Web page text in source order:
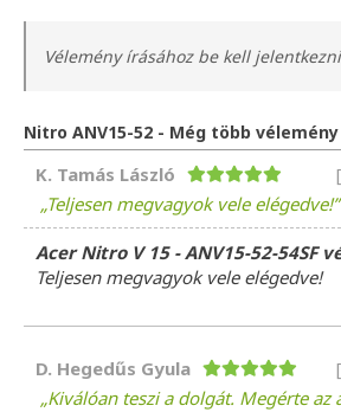
Vélemény írásához be kell
Nitro ANV15-52 - Még több
K. Tamás László
Teljesen megvagyok vele elégedve!
Acer Nitro V 15 - ANV15-52-54SF
Teljesen megvagyok vele elégedve!
D. Hegedűs Gyula
Kiválóan teszi a dolgát. Megérte az